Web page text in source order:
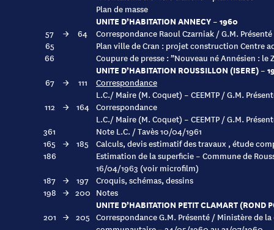
Plan de masse
UNITE D’HABITATION ANNECY – 1960
57 → 64
Correspondance Raoul Czarniak / G.M.
65
Plan ville de Cran : projet construction Centre
66
Coupure de presse : ”Nouveau né Annésien : le
UNITE D’HABITATION ROUSSILLON (ISERE) –
67 → 111
Correspondance
L.C./ Maire (M. Coquet) – CEEMTP / G.M.
112
→ 164 Correspondance
L.C./ Maire (M. Coquet) – CEEMTP / G.M.
361
Note L.C. / Tavès 10/04/1961
165
→ 185
Calculs, devis estimatif des travaux , étude
186
Estimation de la superficie – Commune de
16/04/1963 (voir microfilm)
187 → 197 Croquis, schémas, dessins
198 → 200 Notes
UNITE D’HABITATION PETIT CLAMART (ROND
201 → 205 Correspondance G.M. Présenté / Ministère de